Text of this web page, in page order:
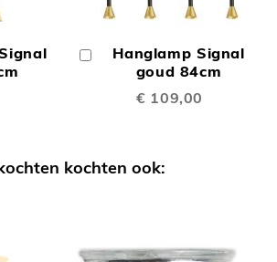
Hanglamp Signal
goud 84cm
€ 109,00
Winkelwagen
kochten ook: